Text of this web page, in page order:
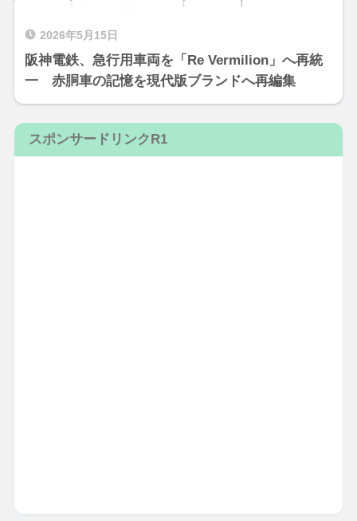
2026年5月15日
阪神電鉄、急行用車両を「Re Vermilion」へ再統
一 赤胴車の記憶を現代版ブランドへ再編集
スポンサードリンクR1